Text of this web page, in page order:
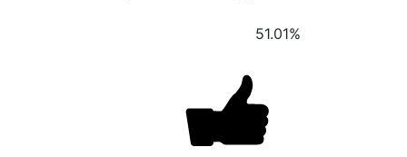
51.01%